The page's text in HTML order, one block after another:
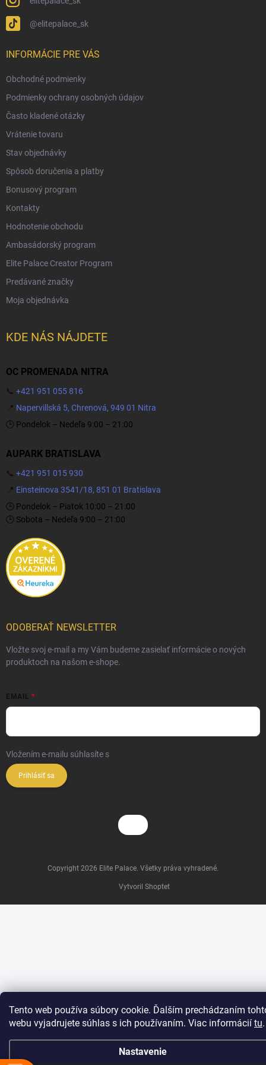
Tento web používa súbory cookie. Ďalším prechádzaním
webu vyjadrujete súhlas s ich používaním. Viac informácií tu.
Nastavenie
@elitepalace_sk
INFORMÁCIE PRE VÁS
Obchodné podmienky
Podmienky ochrany osobných údajov
Často kladené otázky
Vrátenie tovaru
Stav objednávky
Spôsob doručenia a platby
Bonusový program
Kontakty
Hodnotenie obchodu
Ambasádorský program
Elite Palace Creator Program
Predávané značky
Moja objednávka
KDE NÁS NÁJDETE
OC PROMENADA NITRA
📞 +421 951 055 816
📍 Napervillská 5, Chrenová, 949 01 Nitra
🕒 Pondelok – Nedeľa 9:00 – 21:00
AUPARK BRATISLAVA
📞 +421 951 015 930
📍 Einsteinova 3541/18, 851 01 Bratislava
🕒 Pondelok – Piatok 10:00 – 21:00
🕒 Sobota – Nedeľa 9:00 – 21:00
ODOBERAŤ NEWSLETTER
Vložte svoj e-mail a my Vám budeme zasielať informácie o nových
produktoch na našom e-shope.
EMAIL
Vložením e-mailu súhlasíte s
Prihlásiť sa
Vytvoril Shoptet
Copyright 2026 Elite Palace. Všetky práva vyhradené.